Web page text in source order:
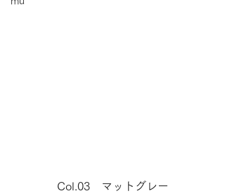
Col.03　マットグレー